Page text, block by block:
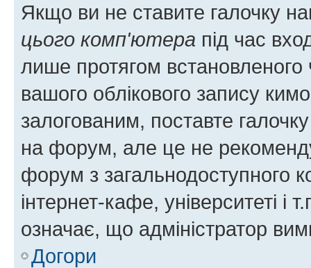
Якщо ви не ставите галочку
цього комп'ютера під час
лише протягом встановленого
вашого облікового запису
залогованим, поставте
на форум, але це не
форум з загальнодоступного
інтернет-кафе, університеті і
означає, що адміністратор
Догори